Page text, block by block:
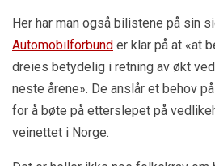
Her har man også bilistene på sin
Automobilforbund er klar på at «at
dreies betydelig i retning av økt
neste årene». De anslår et behov
for å bøte på etterslepet på
veinettet i Norge.